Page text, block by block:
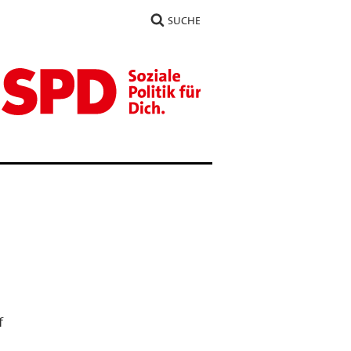
SUCHE